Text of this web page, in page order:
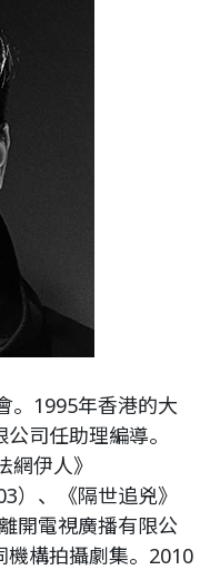
。1995年香港的大
司任助理編導。
伊人》
）、《隔世追兇》
開電視廣播有限公
機構拍攝劇集。2010